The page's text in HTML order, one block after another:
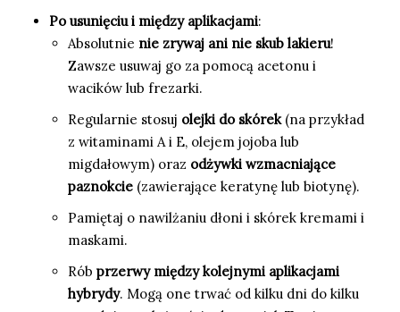
Po usunięciu i między aplikacjami:
Absolutnie nie zrywaj ani nie skub lakieru!
Zawsze usuwaj go za pomocą acetonu i
wacików lub frezarki.
Regularnie stosuj olejki do skórek(na przykład
z witaminami A i E, olejem jojoba lub
migdałowym) oraz odżywki wzmacniające
paznokcie (zawierające keratynę lub biotynę).
Pamiętaj o nawilżaniu dłoni i skórek kremami i
maskami.
Rób przerwy między kolejnymi aplikacjami
hybrydy. Mogą one trwać od kilku dni do kilku